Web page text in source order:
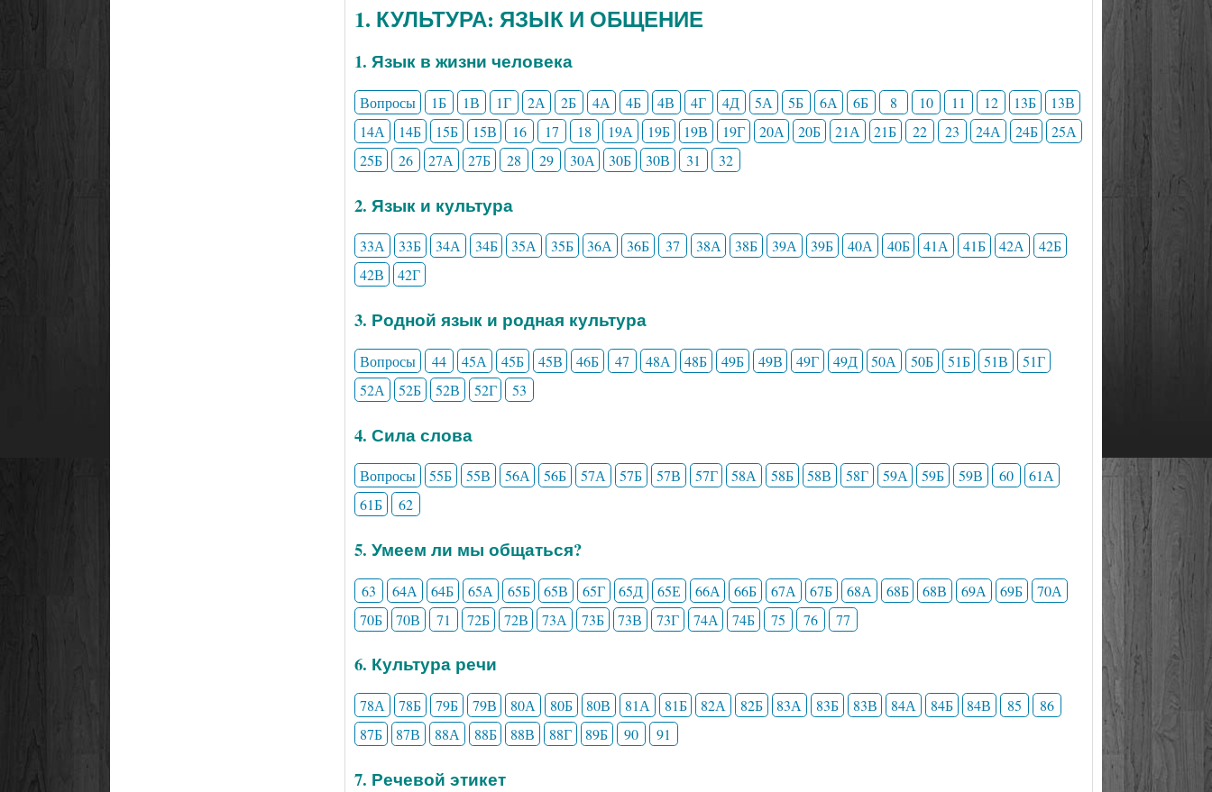
1. КУЛЬТУРА: ЯЗЫК И ОБЩЕНИЕ
1. Язык в жизни человека
Вопросы 1Б 1В 1Г 2А 2Б 4А 4Б 4В 4Г 4Д 5А 5Б 6А 6Б 8 10 11 12 13Б
13В
14А
14Б 15Б 15В 16 17 18 19А 19Б 19В 19Г 20А 20Б 21А 21Б 22 23 24А 24Б
25А
25Б
26 27А 27Б 28 29 30А 30Б 30В 31 32
2. Язык и культура
33А 33Б 34А 34Б 35А 35Б 36А 36Б 37 38А 38Б 39А 39Б 40А 40Б 41А 41Б 42А
42Б
42В
42Г
3. Родной язык и родная культура
Вопросы 44 45А 45Б 45В 46Б 47 48А 48Б 49Б 49В 49Г 49Д 50А 50Б 51Б 51В
51Г
52А
52Б 52В 52Г 53
4. Сила слова
Вопросы 55Б 55В 56А 56Б 57А 57Б 57В 57Г 58А 58Б 58В 58Г 59А 59Б 59В 60
61А
61Б
62
5. Умеем ли мы общаться?
63 64А 64Б 65А 65Б 65В 65Г 65Д 65Е 66А 66Б 67А 67Б 68А 68Б 68В 69А 69Б
70А
70Б
70В 71 72Б 72В 73А 73Б 73В 73Г 74А 74Б 75 76 77
6. Культура речи
78А 78Б 79Б 79В 80А 80Б 80В 81А 81Б 82А 82Б 83А 83Б 83В 84А 84Б 84В 85
86
87Б
87В 88А 88Б 88В 88Г 89Б 90 91
7. Речевой этикет